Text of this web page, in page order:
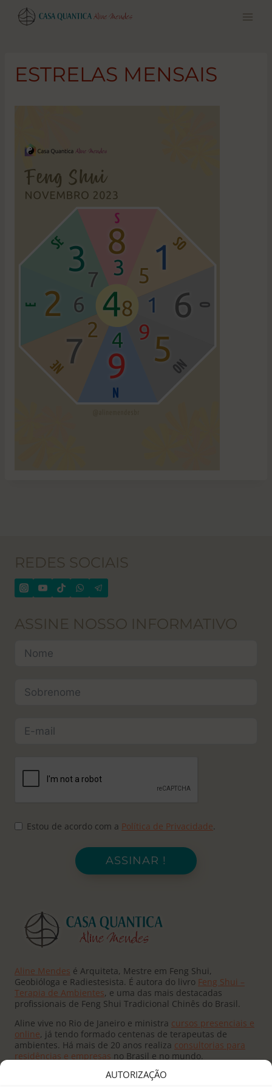
AUTORIZAÇÃO
Pular
para
ESTRELAS MENSAIS
REDES SOCIAIS
ASSINE NOSSO INFORMATIVO
Estou de acordo com a Política de Privacidade.
ASSINAR !
Aline Mendes é Arquiteta, Mestre em Feng Shui,
Geobióloga e Radiestesista. É autora do livro Feng Shui –
Terapia de Ambientes, e uma das mais destacadas
profissionais de Feng Shui Tradicional Chinês do Brasil.
Aline vive no Rio de Janeiro e ministra cursos presenciais e
online, já tendo formado centenas de terapeutas de
ambientes. Há mais de 20 anos realiza consultorias para
residências e empresas no Brasil e no mundo.